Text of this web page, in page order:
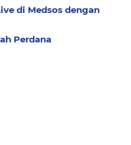
di Medsos dengan
Perdana